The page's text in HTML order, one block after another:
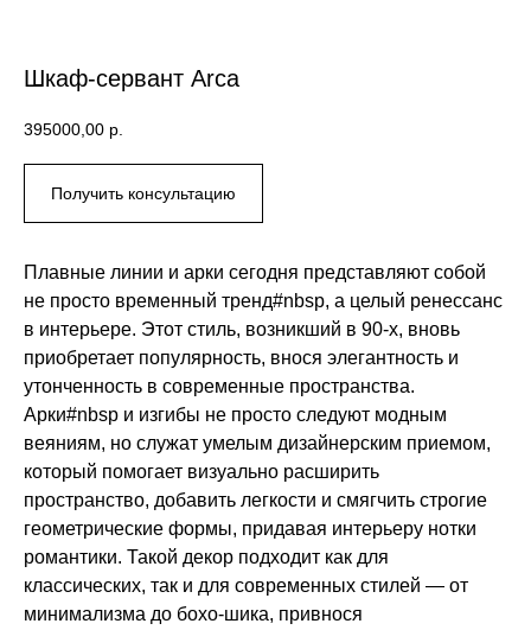
Шкаф-сервант Arca
395000,00 р.
Получить консультацию
Плавные линии и арки сегодня представляют собой
не просто временный тренд#nbsp, а целый ренессанс
в интерьере. Этот стиль, возникший в 90-х, вновь
приобретает популярность, внося элегантность и
утонченность в современные пространства.
Арки#nbsp и изгибы не просто следуют модным
веяниям, но служат умелым дизайнерским приемом,
который помогает визуально расширить
пространство, добавить легкости и смягчить строгие
геометрические формы, придавая интерьеру нотки
романтики. Такой декор подходит как для
классических, так и для современных стилей — от
минимализма до бохо-шика, привнося